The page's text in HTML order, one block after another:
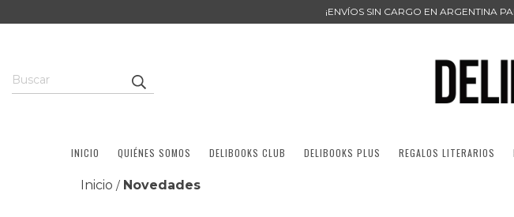
¡ENVÍOS SIN CARGO EN ARGENTINA
INICIO QUIÉNES SOMOS DELIBOOKS CLUB DELIBOOKS PLUS REGALOS LITERARIOS
Inicio / Novedades